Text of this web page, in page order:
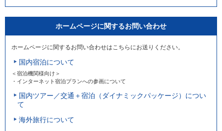
ホームページに関するお問い合わせ
ホームページに関するお問い合わせはこちらにお送りください。
国内宿泊について
＜宿泊機関様向け＞
・インターネット宿泊プランへの参画について
国内ツアー／交通＋宿泊（ダイナミックパッケージ）につい
て
海外旅行について